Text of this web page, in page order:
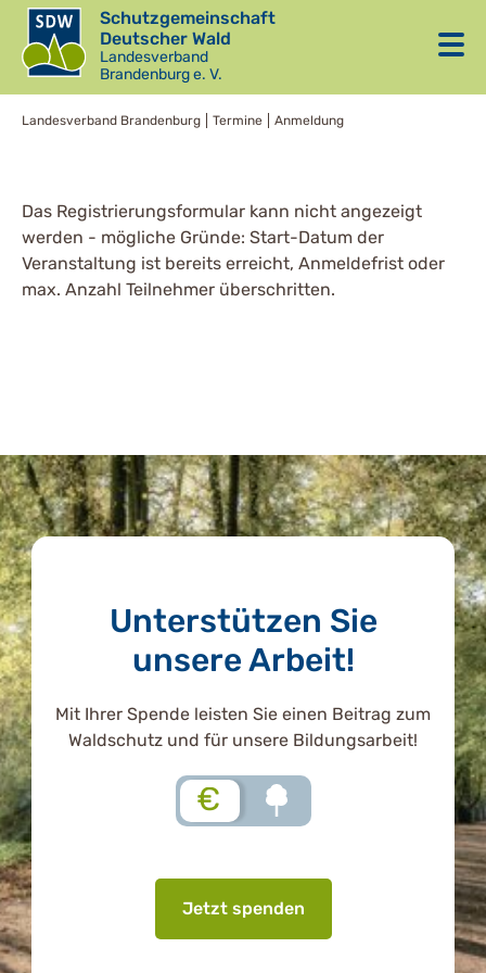
Schutzgemeinschaft
Deutscher Wald
Landesverband
Brandenburg e. V.
Landesverband Brandenburg Termine Anmeldung
Das Registrierungsformular kann nicht angezeigt
werden - mögliche Gründe: Start-Datum der
Veranstaltung ist bereits erreicht, Anmeldefrist oder
max. Anzahl Teilnehmer überschritten.
Unterstützen Sie
unsere Arbeit!
Mit Ihrer Spende leisten Sie einen Beitrag zum
Waldschutz und für unsere Bildungsarbeit!
€
Jetzt spenden